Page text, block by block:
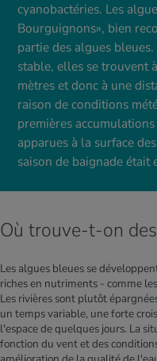
cyanobactéries. Les
Bourguignons», bien
partie des algues
stable, elles se trouvent
mètres et donc à une
raison de conditions
premières
apparues à la surface
saison de baignade était
Où trouve-t-on
Les algues bleues se
riches en nutriments - comme
Les rivières sont plutôt
un temps variable, une forte
l'espace de quelques jours. La
fonction du vent et des